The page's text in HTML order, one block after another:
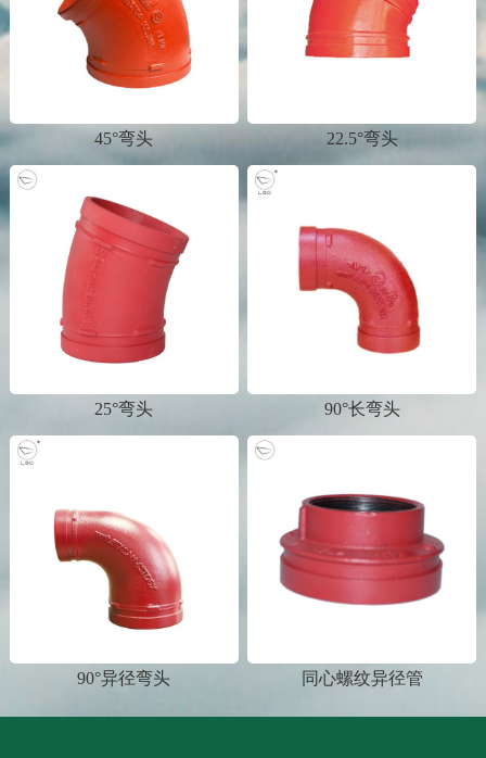
45°弯头 22.5°弯头
25°弯头 90°长弯头
90°异径弯头 同心螺纹异径管